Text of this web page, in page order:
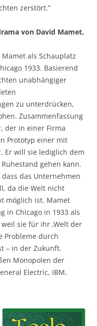
zerstört.”
von David Mamet,
als Schauplatz
1933. Basierend
unabhängiger
zu unterdrücken,
Zusammenfassung
der in einer Firma
Prototyp einer mit
Er will sie lediglich dem
gehen kann.
das Unternehmen
da die Welt nicht
möglich ist. Mamet
in Chicago in 1933 als
sie für ihr ‚Welt der
Probleme durch
– in der Zukunft.
Monopolen der
Electric, IBM,